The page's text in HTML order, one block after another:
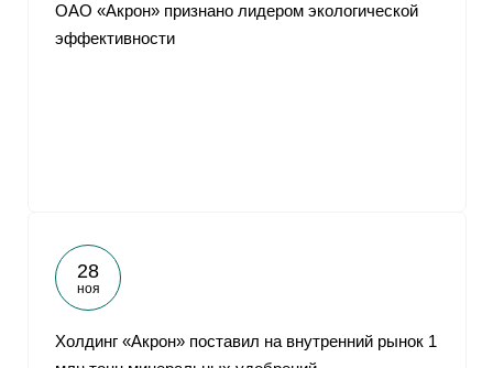
ОАО «Акрон» признано лидером экологической
эффективности
28
ноя
Холдинг «Акрон» поставил на внутренний рынок 1